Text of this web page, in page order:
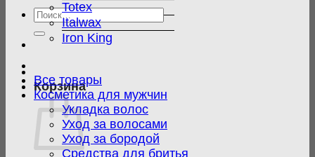
Искать:
Корзина
Totex
Italwax
Iron King
Все товары
Косметика для мужчин
Укладка волос
Уход за волосами
Уход за бородой
Средства для бритья